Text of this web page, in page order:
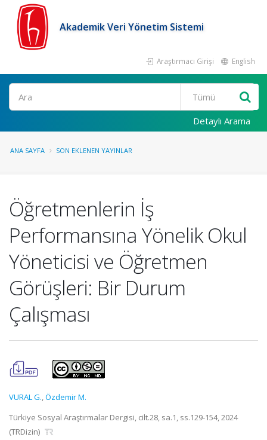
Akademik Veri Yönetim Sistemi
Araştırmacı Girişi English
Ara
Detaylı Arama
ANA SAYFA SON EKLENEN YAYINLAR
Öğretmenlerin İş
Performansına Yönelik Okul
Yöneticisi ve Öğretmen
Görüşleri: Bir Durum
Çalışması
VURAL G.,Özdemir M.
Türkiye Sosyal Araştırmalar Dergisi, cilt.28, sa.1, ss.129-154, 2024
(TRDizin)